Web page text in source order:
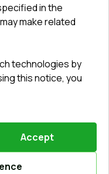
byVitrager.com.
?
in the
make related
technologies by
this notice, you
Accept